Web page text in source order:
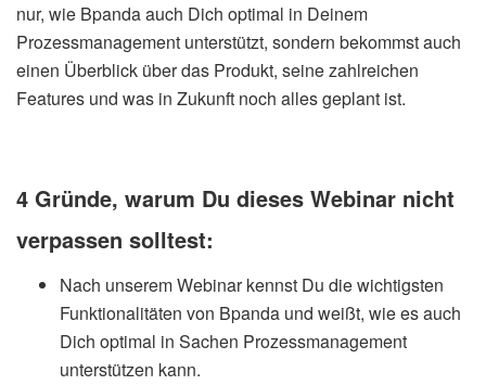
nur, wie Bpanda auch Dich optimal in Deinem
Prozessmanagement unterstützt, sondern bekommst auch
einen Überblick über das Produkt, seine zahlreichen
Features und was in Zukunft noch alles geplant ist.
4 Gründe, warum Du dieses Webinar nicht
verpassen solltest:
Nach unserem Webinar kennst Du die wichtigsten
Funktionalitäten von Bpanda und weißt, wie es auch
Dich optimal in Sachen Prozessmanagement
unterstützen kann.